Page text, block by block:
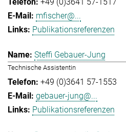
mfischer@...
Publikationsreferenzen
Steffi Gebauer-Jung
Technische Assistentin
+49 (0)3641 57-1553
gebauer-jung@...
Publikationsreferenzen